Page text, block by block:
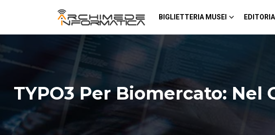
BIGLIETTERIA MUSEI
TYPO3 Per Biomercato: